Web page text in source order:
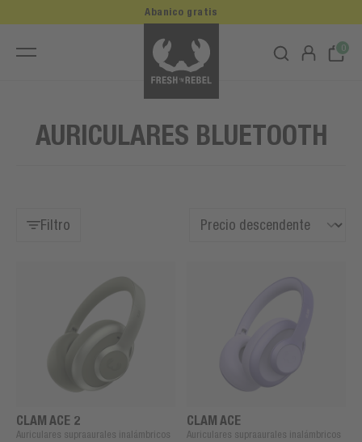
0
Abanico gratis
AURICULARES BLUETOOTH
Filtro
CLAM ACE 2
Auriculares supraaurales inalámbricos
CLAM ACE
Auriculares supraaurales inalámbricos